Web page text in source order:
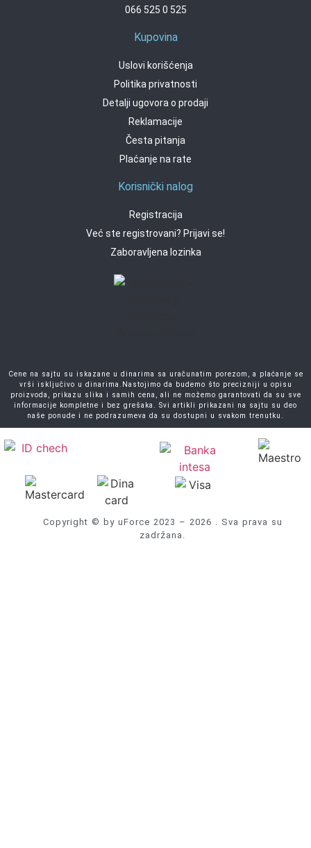
066 525 0 525
Kupovina
Uslovi korišćenja
Politika privatnosti
Detalji ugovora o prodaji
Reklamacije
Česta pitanja
Plaćanje na rate
Korisnički nalog
Registracija
Već ste registrovani? Prijavi se!
Zaboravljena lozinka
Cene na sajtu su iskazane u dinarima sa uračunatim porezom, a plaćanje se
vrši isključivo u dinarima.Nastojimo da budemo što precizniji u opisu
proizvoda, prikazu slika i samih cena, ali ne možemo garantovati da su sve
informacije kompletne i bez grešaka. Svi artikli prikazani na sajtu su deo
naše ponude i ne podrazumeva da su dostupni u svakom trenutku.
Copyright © by uForce 2023 – 2026 . Sva prava su
zadržana.